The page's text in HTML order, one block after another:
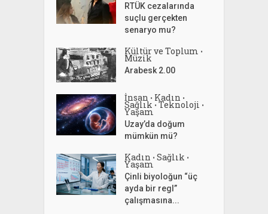
RTÜK cezalarında
suçlu gerçekten
senaryo mu?
Kültür ve Toplum •
Müzik
Arabesk 2.00
İnsan • Kadın •
Sağlık • Teknoloji •
Yaşam
Uzay’da doğum
mümkün mü?
Kadın • Sağlık •
Yaşam
Çinli biyoloğun “üç
ayda bir regl”
çalışmasına...